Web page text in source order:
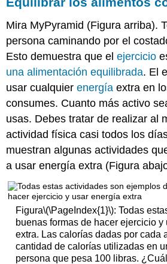
Mira MyPyramid (Figura arriba).
persona caminando por el
Esto demuestra que elejercicio
una alimentación equilibrada. El
usar cualquierenergía extra en
consumes. Cuanto más activo
usas. Debes tratar de realizar al
actividad física casi todos los
muestran algunas actividades
a usar energía extra (Figura
Figura\(\PageIndex{1}\): Todas
buenas formas de hacer ejercicio y
extra. Las calorías dadas por cada
cantidad de calorías utilizadas en
persona que pesa 100 libras.